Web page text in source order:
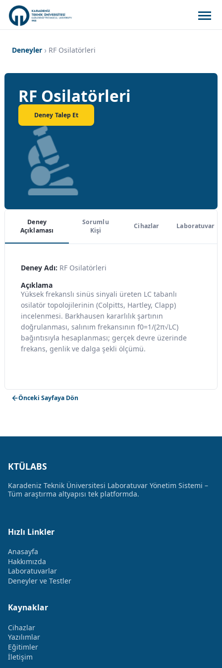
Deneyler RF Osilatörleri
RF Osilatörleri
Deney Talep Et
Deney
Açıklaması
Sorumlu
Kişi
Cihazlar Laboratuvar
Deney Adı: RF Osilatörleri
Açıklama
Yüksek frekanslı sinüs sinyali üreten LC tabanlı
osilatör topolojilerinin (Colpitts, Hartley, Clapp)
incelenmesi. Barkhausen kararlılık şartının
doğrulanması, salınım frekansının f0=1/(2π√LC)
bağıntısıyla hesaplanması; gerçek devre üzerinde
frekans, genlik ve dalga şekli ölçümü.
Önceki Sayfaya Dön
KTÜLABS
Karadeniz Teknik Üniversitesi Laboratuvar Yönetim Sistemi –
Tüm araştırma altyapısı tek platformda.
Hızlı Linkler
Anasayfa
Hakkımızda
Laboratuvarlar
Deneyler ve Testler
Kaynaklar
Cihazlar
Yazılımlar
Eğitimler
İletişim